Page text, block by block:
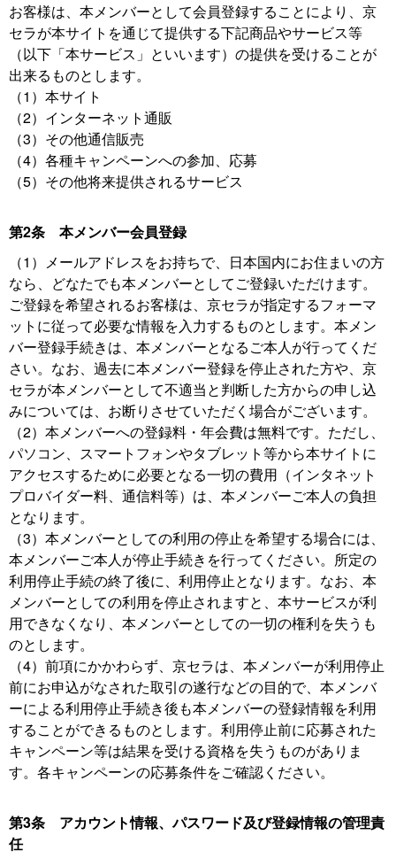
お客様は、本メンバーとして会員登録することにより、京
セラが本サイトを通じて提供する下記商品やサービス等
（以下「本サービス」といいます）の提供を受けることが
出来るものとします。
（1）本サイト
（2）インターネット通販
（3）その他通信販売
（4）各種キャンペーンへの参加、応募
（5）その他将来提供されるサービス
第2条 本メンバー会員登録
（1）メールアドレスをお持ちで、日本国内にお住まいの方
なら、どなたでも本メンバーとしてご登録いただけます。
ご登録を希望されるお客様は、京セラが指定するフォーマ
ットに従って必要な情報を入力するものとします。本メン
バー登録手続きは、本メンバーとなるご本人が行ってくだ
さい。なお、過去に本メンバー登録を停止された方や、京
セラが本メンバーとして不適当と判断した方からの申し込
みについては、お断りさせていただく場合がございます。
（2）本メンバーへの登録料・年会費は無料です。ただし、
パソコン、スマートフォンやタブレット等から本サイトに
アクセスするために必要となる一切の費用（インタネット
プロバイダー料、通信料等）は、本メンバーご本人の負担
となります。
（3）本メンバーとしての利用の停止を希望する場合には、
本メンバーご本人が停止手続きを行ってください。所定の
利用停止手続の終了後に、利用停止となります。なお、本
メンバーとしての利用を停止されますと、本サービスが利
用できなくなり、本メンバーとしての一切の権利を失うも
のとします。
（4）前項にかかわらず、京セラは、本メンバーが利用停止
前にお申込がなされた取引の遂行などの目的で、本メンバ
ーによる利用停止手続き後も本メンバーの登録情報を利用
することができるものとします。利用停止前に応募された
キャンペーン等は結果を受ける資格を失うものがありま
す。各キャンペーンの応募条件をご確認ください。
第3条 アカウント情報、パスワード及び登録情報の管理責
任